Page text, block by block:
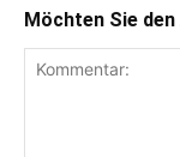
Möchten Sie